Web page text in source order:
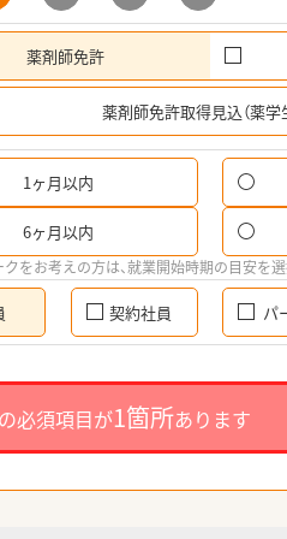
薬剤師免許
薬剤師免許取得見込（薬学
1ヶ月以内
6ヶ月以内
をお考えの方は、就業開始時期の目安を
契約社員 パ
必須項目が1箇所あります